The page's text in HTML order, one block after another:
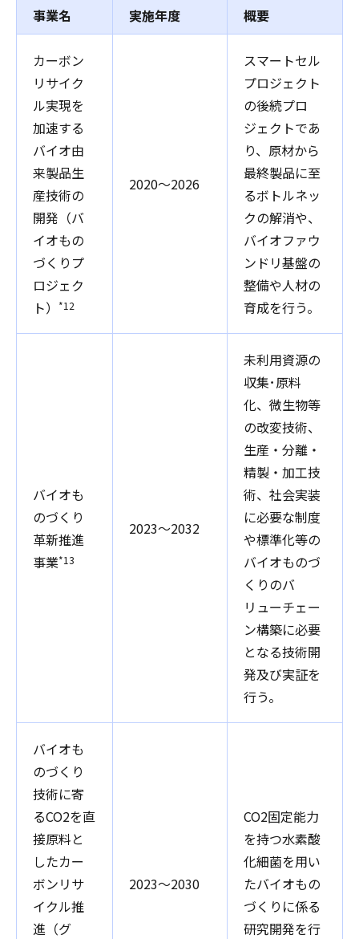
事業名
実施年度 概要
カーボン
リサイク
ル実現を
加速する
バイオ由
来製品生
産技術の
開発（バ
イオもの
づくりプ
ロジェク
ト）
*12
2020～2026
スマートセル
プロジェクト
の後続プロ
ジェクトであ
り、原材から
最終製品に至
るボトルネッ
クの解消や、
バイオファウ
ンドリ基盤の
整備や人材の
育成を行う。
バイオも
のづくり
革新推進
事業*13
2023～2032
未利用資源の
収集･原料
化、微生物等
の改変技術、
生産・分離・
精製・加工技
術、社会実装
に必要な制度
や標準化等の
バイオものづ
くりのバ
リューチェー
ン構築に必要
となる技術開
発及び実証を
行う。
バイオも
のづくり
技術に寄
るCO2を直
接原料と
したカー
ボンリサ
イクル推
進（グ
2023～2030
CO2固定能力
を持つ水素酸
化細菌を用い
たバイオもの
づくりに係る
研究開発を行